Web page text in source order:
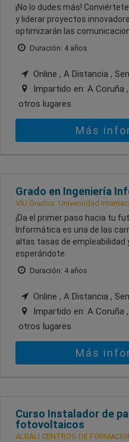
¡No lo dudes más!
y liderar proyectos
optimizarán las
Duración: 4 años
Online , A Distancia ,
Impartido en: A Coruña
otros lugares
Más
Grado en Ingeniería
VIU Grados. Universidad
¡Da el primer paso hacia tu
Informática es una de las
altas tasas de empleabilidad
esperándote.
Duración: 4 años
Online , A Distancia ,
Impartido en: A Coruña
otros lugares
Más
Curso Instalador de
fotovoltaicos
ALBALI CENTROS DE